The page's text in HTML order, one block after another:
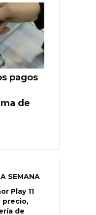
pagos
de
SEMANA
Play 11
precio,
de